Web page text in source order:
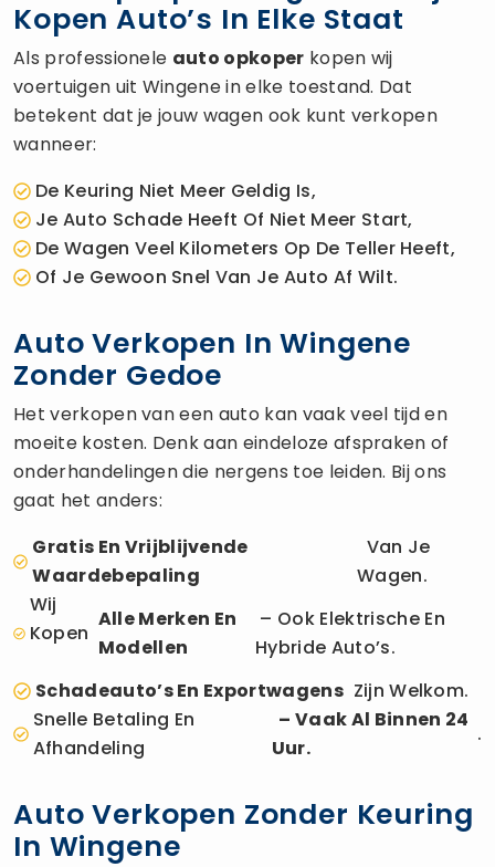
Kopen Auto’s In Elke Staat
Als professionele auto opkoper kopen wij
voertuigen uit Wingene in elke toestand. Dat
betekent dat je jouw wagen ook kunt verkopen
wanneer:
De Keuring Niet Meer Geldig Is,
Je Auto Schade Heeft Of Niet Meer Start,
De Wagen Veel Kilometers Op De Teller Heeft,
Of Je Gewoon Snel Van Je Auto Af Wilt.
Auto Verkopen In Wingene
Zonder Gedoe
Het verkopen van een auto kan vaak veel tijd en
moeite kosten. Denk aan eindeloze afspraken of
onderhandelingen die nergens toe leiden. Bij ons
gaat het anders:
Gratis En Vrijblijvende
Waardebepaling
Van Je
Wagen.
Wij
Kopen
Alle Merken En
Modellen
– Ook Elektrische En
Hybride Auto’s.
Schadeauto’s En ExportwagensZijn Welkom.
Snelle Betaling En
Afhandeling
– Vaak Al Binnen 24
Uur.
.
Auto Verkopen Zonder Keuring
In Wingene